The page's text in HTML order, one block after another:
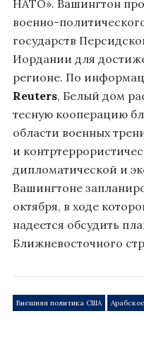
НАТО». Вашингтон
военно-
государств
Иордании для
регионе. По
Reuters, Белый дом
тесную кооперацию
области военных
и
дипломатической и
Вашингтоне
октября, в ходе
надеется обсудить
Ближневосточного
Внешняя политика США